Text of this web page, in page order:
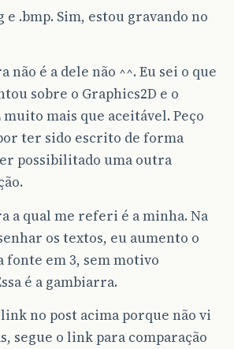
e .bmp. Sim, estou gravando no
não é a dele não ^^. Eu sei o que
sobre o Graphics2D e o
muito mais que aceitável. Peço
ter sido escrito de forma
possibilitado uma outra
a qual me referi é a minha. Na
os textos, eu aumento o
fonte em 3, sem motivo
é a gambiarra.
no post acima porque não vi
segue o link para comparação